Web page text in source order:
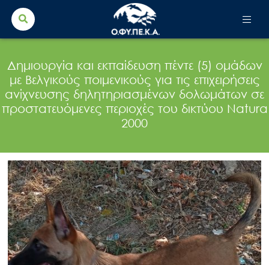
Search
for:
Δημιουργία και εκπαίδευση πέντε (5) ομάδων
με Βελγικούς ποιμενικούς για τις επιχειρήσεις
ανίχνευσης δηλητηριασμένων δολωμάτων σε
προστατευόμενες περιοχές του δικτύου Natura
2000